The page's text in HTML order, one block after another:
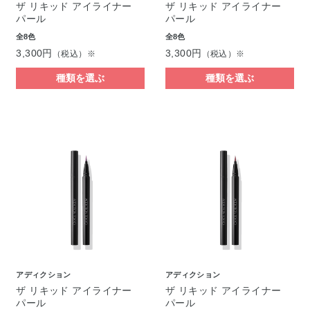
ザ リキッド アイライナー
パール
全8色
3,300円 （税込）※
種類を選ぶ
ザ リキッド アイライナー
パール
全8色
3,300円 （税込）※
種類を選ぶ
アディクション
ザ リキッド アイライナー
パール
アディクション
ザ リキッド アイライナー
パール